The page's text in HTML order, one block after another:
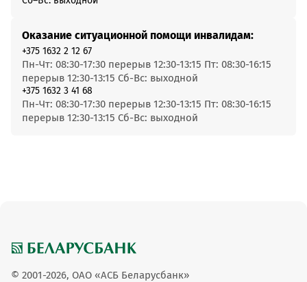
Оказание ситуационной помощи инвалидам:
+375 1632 2 12 67
Пн-Чт: 08:30-17:30 перерыв 12:30-13:15 Пт: 08:30-16:15
перерыв 12:30-13:15 Сб-Вс: выходной
+375 1632 3 41 68
Пн-Чт: 08:30-17:30 перерыв 12:30-13:15 Пт: 08:30-16:15
перерыв 12:30-13:15 Сб-Вс: выходной
© 2001-2026, ОАО «АСБ Беларусбанк»